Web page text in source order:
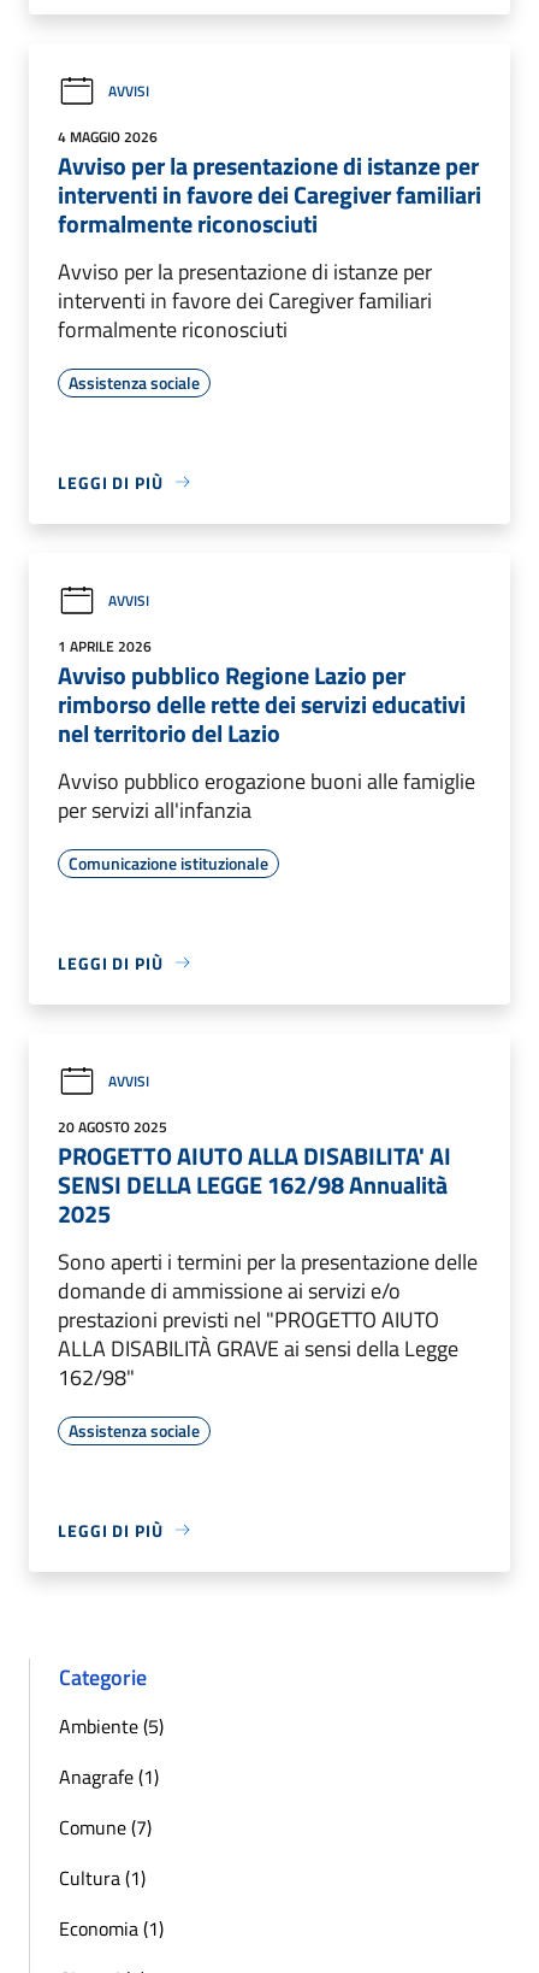
AVVISI
4 MAGGIO 2026
Avviso per la presentazione di istanze per
interventi in favore dei Caregiver familiari
formalmente riconosciuti
Avviso per la presentazione di istanze per
interventi in favore dei Caregiver familiari
formalmente riconosciuti
Assistenza sociale
LEGGI DI PIÙ
AVVISI
1 APRILE 2026
Avviso pubblico Regione Lazio per
rimborso delle rette dei servizi educativi
nel territorio del Lazio
Avviso pubblico erogazione buoni alle famiglie
per servizi all'infanzia
Comunicazione istituzionale
LEGGI DI PIÙ
AVVISI
20 AGOSTO 2025
PROGETTO AIUTO ALLA DISABILITA' AI
SENSI DELLA LEGGE 162/98 Annualità
2025
Sono aperti i termini per la presentazione delle
domande di ammissione ai servizi e/o
prestazioni previsti nel "PROGETTO AIUTO
ALLA DISABILITÀ GRAVE ai sensi della Legge
162/98"
Assistenza sociale
LEGGI DI PIÙ
Categorie
Ambiente (5)
Anagrafe (1)
Comune (7)
Cultura (1)
Economia (1)